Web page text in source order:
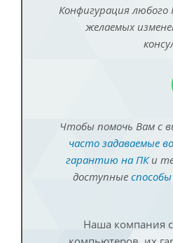
Конфигурация
желаемых
Чтобы помочь Вам с
часто задаваемые
гарантию на ПКи
доступные
Наша компания